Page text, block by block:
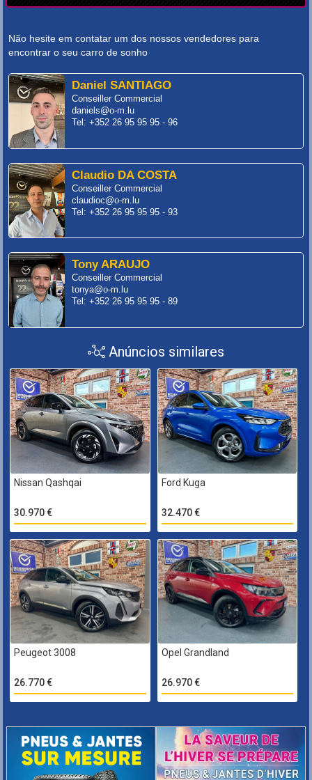
Não hesite em contatar um dos nossos vendedores para
encontrar o seu carro de sonho
Daniel SANTIAGO
Conseiller Commercial
daniels@o-m.lu
Tel: +352 26 95 95 95 - 96
Claudio DA COSTA
Conseiller Commercial
claudioc@o-m.lu
Tel: +352 26 95 95 95 - 93
Tony ARAUJO
Conseiller Commercial
tonya@o-m.lu
Tel: +352 26 95 95 95 - 89
Anúncios similares
Nissan Qashqai
30.970 €
Ford Kuga
32.470 €
Peugeot 3008
26.770 €
Opel Grandland
26.970 €